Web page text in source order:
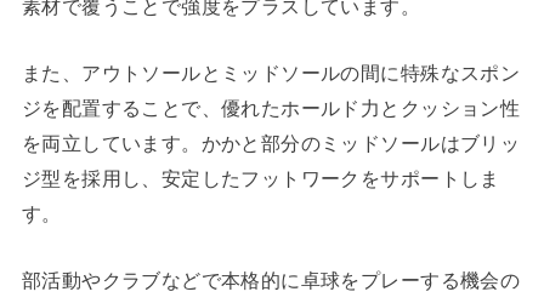
素材で覆うことで強度をプラスしています。
また、アウトソールとミッドソールの間に特殊なスポン
ジを配置することで、優れたホールド力とクッション性
を両立しています。かかと部分のミッドソールはブリッ
ジ型を採用し、安定したフットワークをサポートしま
す。
部活動やクラブなどで本格的に卓球をプレーする機会の